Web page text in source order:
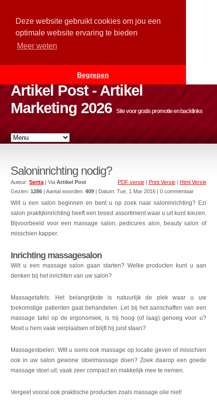
Deze website gebruikt cookies om jou een
optimale website ervaring te bieden
Meer weten
Begrepen
Artikel Post - Artikel
Marketing 2026
Site voor gratis promotie en backlinks
Saloninrichting nodig?
PDF versie| Print Versie| Html Versie
Auteur:Serita | ViaArtikel Post
Gezien:1286 | Aantal woorden:409 | Datum:Tue, 1 Mar 2016 | 0 commentaar
Wilt u een salon beginnen en bent u op zoek naar saloninrichting? Ezi
salon praktijkinrichting heeft een breed assortiment waar u uit kunt kiezen.
Bijvoorbeeld voor een massage salon, pedicures alon, beauty salon of
misschien kapper.
Inrichting massagesalon
Wilt u een massage salon gaan starten? Welke producten kunt u aan
denken bij het inrichten van uw salon?
Massagetafels: Het belangrijkste is natuurlijk de plek waar u uw
toekomstige patienten gaat behandelen. Let bij het aanschaffen van een
massage tafel op de ergonomiek, is hij hoog (of laag) genoeg voor u?
Moet u hem vaak verplaatsen of blijft hij juist staan?
Massagestoelen: WIlt u soms ook massage op locatie geven of misschien
ook in uw salon gewone stoelmassage doen? Zoek daarop een goede
massage stoel uit: vaak zeer compact en makkelijk mee te nemen.
Vergeet vooral ook praktische producten zoals massage olie niet!